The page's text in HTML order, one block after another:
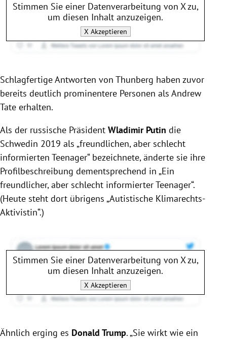
Stimmen Sie einer Datenverarbeitung von Xzu,
um diesen Inhalt anzuzeigen.
X Akzeptieren
Schlagfertige Antworten von Thunberg haben zuvor
bereits deutlich prominentere Personen als Andrew
Tate erhalten.
Als der russische Präsident Wladimir Putin die
Schwedin 2019 als „freundlichen, aber schlecht
informierten Teenager“ bezeichnete, änderte sie ihre
Profilbeschreibung dementsprechend in „Ein
freundlicher, aber schlecht informierter Teenager“.
(Heute steht dort übrigens „Autistische Klimarechts-
Aktivistin“.)
Stimmen Sie einer Datenverarbeitung von Xzu,
um diesen Inhalt anzuzeigen.
X Akzeptieren
Ähnlich erging es Donald Trump. „Sie wirkt wie ein